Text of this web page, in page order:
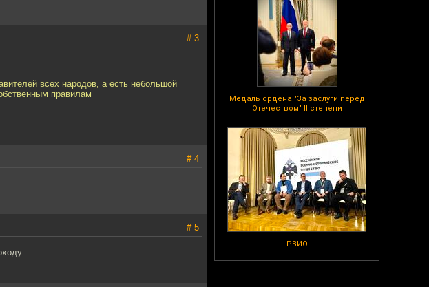
Медаль ордена "За заслуги перед
Отечеством" II степени
РВИО
# 3
всех народов, а есть небольшой
правилам
# 4
# 5